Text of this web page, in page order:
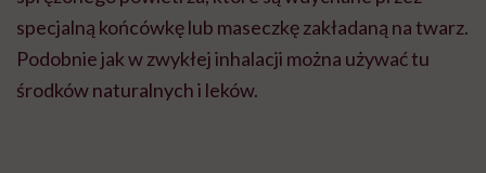
specjalną końcówkę lub maseczkę zakładaną na twarz.
Podobnie jak w zwykłej inhalacji można używać tu
środków naturalnych i leków.